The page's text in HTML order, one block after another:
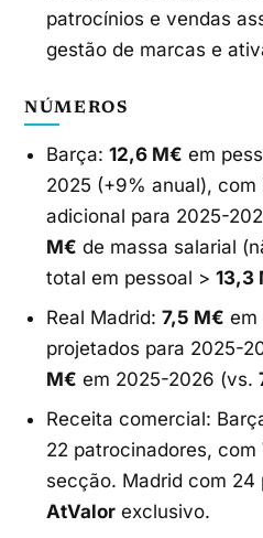
patrocínios e vendas
gestão de marcas e
NÚMEROS
Barça:12,6 M€ em
2025 (+9% anual), com
adicional para 2025-
M€ de massa salarial
total em pessoal >13,3
Real Madrid:7,5 M€ em
projetados para 2025-
M€ em 2025-2026 (vs.
Receita comercial:
22 patrocinadores, com
secção. Madrid com
AtValor exclusivo.